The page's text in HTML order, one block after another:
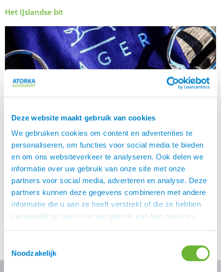
Deze website maakt gebruik van cookies
We gebruiken cookies om content en advertenties te
personaliseren, om functies voor social media te bieden
en om ons websiteverkeer te analyseren. Ook delen we
informatie over uw gebruik van onze site met onze
partners voor social media, adverteren en analyse. Deze
partners kunnen deze gegevens combineren met andere
informatie die u aan ze heeft verstrekt of die ze hebben
verzameld op basis van uw gebruik van hun services.
Noodzakelijk
Het IJslandse bit
Het IJslandse bit Het IJslandse bit, wij krijgen in de shop
met enige regelmaat vragen over het IJslandse bit. Nike
Ruhulessin ging met deze vragen aan de slag.
Informeerde bij diverse trainers, zocht informatie bij de
Het IJslandse bit […]